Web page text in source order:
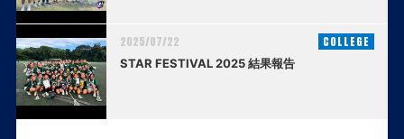
2025/07/22 COLLEGE
STAR FESTIVAL 2025 結果報告